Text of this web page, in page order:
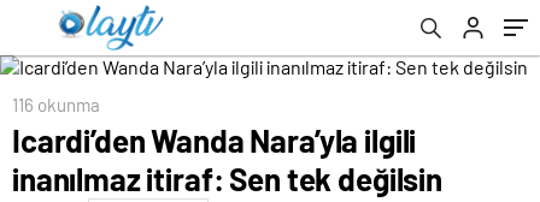
116 okunma
Icardi’den Wanda Nara’yla ilgili
inanılmaz itiraf: Sen tek değilsin